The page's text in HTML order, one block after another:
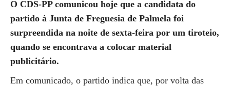
O CDS-PP comunicou hoje que a candidata do
partido à Junta de Freguesia de Palmela foi
surpreendida na noite de sexta-feira por um tiroteio,
quando se encontrava a colocar material
publicitário.
Em comunicado, o partido indica que, por volta das